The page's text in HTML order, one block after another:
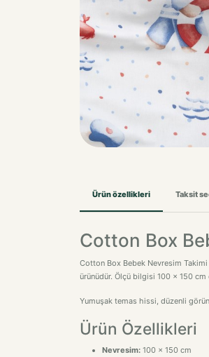
Ürün özellikleri Taksit
Cotton Box
Cotton Box Bebek Nevresim Takimi
ürünüdür. Ölçü bilgisi 100 x 150
Yumuşak temas hissi, düzenli
Ürün Özellikleri
Nevresim: 100 x 150 cm